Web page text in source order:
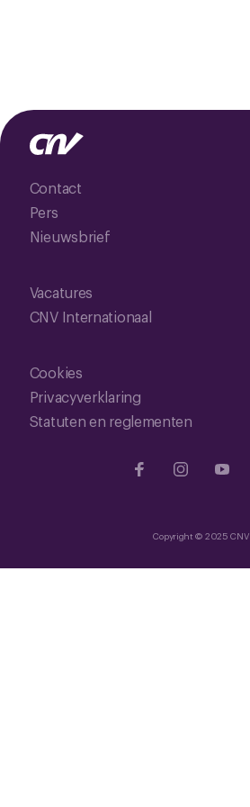
Contact
Pers
Nieuwsbrief
Vacatures
CNV Internationaal
Cookies
Privacyverklaring
Statuten en reglementen
Copyright © 2025 CNV